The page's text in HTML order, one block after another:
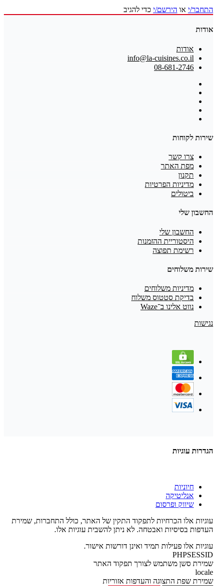
התחבר/י או הירשם/י כדי להגיב
אודות
אודות
info@la-cuisines.co.il
08-681-2746
שירות לקוחות
צרו קשר
מפת האתר
תקנון
מדיניות הפרטיות
ביטולים
החשבון שלי
החשבון שלי
היסטוריית ההזמנות
רשימת תפוצה
שירות משלוחים
מדיניות משלוחים
בדיקת סטטוס משלוח
נווט אלינו ב־Waze
נגישות
הגדרות עוגיות
חיוניות
אנליטיקה
שיווק ופרסום
עוגיות אלו הכרחיות לתפקוד התקין של האתר, כולל התחברות, שמירת
העדפות בסיסיות ואבטחה. לא ניתן להשבית עוגיות אלו.
עוגיות אלו פעילות תמיד ואינן דורשות אישור.
PHPSESSID
שמירת סשן משתמש לצורך תפקוד האתר
locale
שמירת שפת התצוגה והעדפות אזוריות